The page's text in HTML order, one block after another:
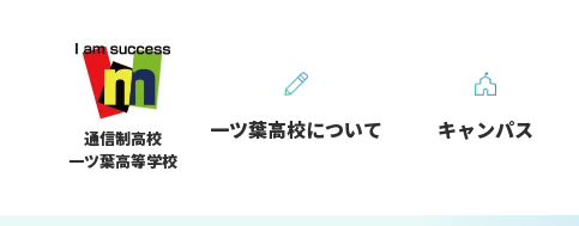
通信制高校
一ツ葉高等学校
一ツ葉高校について キャンパス